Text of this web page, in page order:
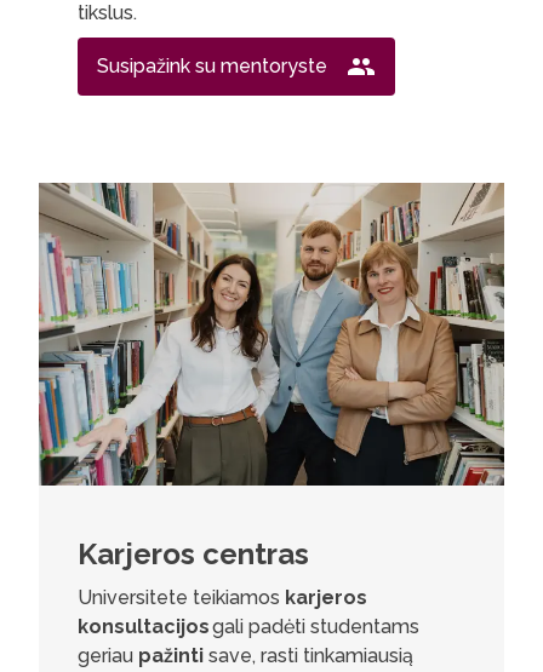
tikslus.
Susipažink su mentoryste
Karjeros centras
Universitete teikiamos karjeros
konsultacijosgali padėti studentams
geriau pažinti save, rasti tinkamiausią